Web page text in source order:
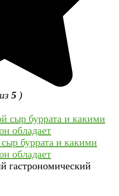
из 5 )
буррата и какими
обладает
гастрономический